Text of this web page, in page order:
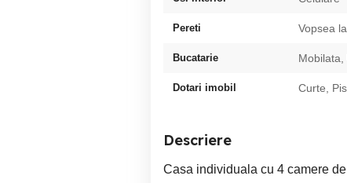
Pereti Vopsea
Bucatarie Mobilata,
Dotari imobil Curte,
Descriere
Casa individuala cu 4 camere